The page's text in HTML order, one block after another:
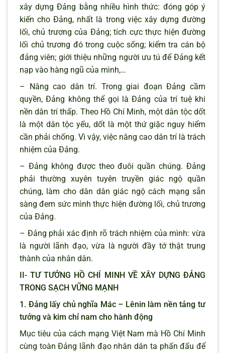
xây dựng Đảng bằng nhiều hình thức: đóng góp ý
kiến cho Đảng, nhất là trong việc xây dựng đường
lối, chủ trương của Đảng; tích cực thực hiện đường
lối chủ trương đó trong cuộc sống; kiểm tra cán bộ
đảng viên; giới thiệu những người ưu tú để Đảng kết
nạp vào hàng ngũ của mình,…
– Nâng cao dân trí. Trong giai đoạn Đảng cầm
quyền, Đảng không thể gọi là Đảng của trí tuệ khi
nền dân trí thấp. Theo Hồ Chí Minh, một dân tộc dốt
là một dân tộc yếu, dốt là một thứ giặc nguy hiểm
cần phải chống. Vì vậy, việc nâng cao dân trí là trách
nhiệm của Đảng.
– Đảng không được theo đuôi quần chúng. Đảng
phải thường xuyên tuyên truyền giác ngộ quần
chúng, làm cho dân dân giác ngộ cách mạng sẵn
sàng đem sức mình thực hiện đường lối, chủ trương
của Đảng.
– Đảng phải xác định rõ trách nhiệm của mình: vừa
là người lãnh đạo, vừa là người đầy tớ thật trung
thành của nhân dân.
II- TƯ TƯỞNG HỒ CHÍ MINH VỀ XÂY DỰNG ĐẢNG
TRONG SẠCH VỮNG MẠNH
1. Đảng lấy chủ nghĩa Mác – Lênin làm nền tảng tư
tưởng và kim chỉ nam cho hành động
Mục tiêu của cách mạng Việt Nam mà Hồ Chí Minh
cùng toàn Đảng lãnh đạo nhân dân ta phấn đấu để